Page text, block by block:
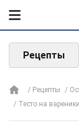
Рецепты
Рецепты
Тесто на